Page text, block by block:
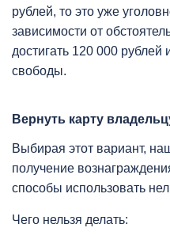
рублей, то это уже
зависимости от
достигать 120 000
свободы.
Вернуть карту
Выбирая этот вариант,
получение
способы использовать
Чего нельзя делать: